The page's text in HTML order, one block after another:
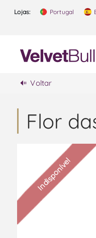
Lojas: Portugal
Voltar
Flor
Indisponível